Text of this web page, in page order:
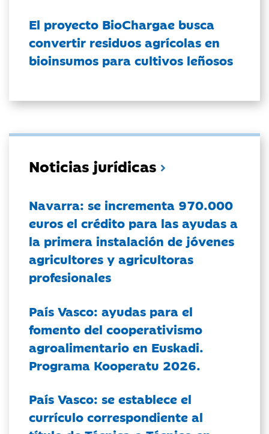
El proyecto BioChargae busca
convertir residuos agrícolas en
bioinsumos para cultivos leñosos
Noticias jurídicas
Navarra: se incrementa 970.000
euros el crédito para las ayudas a
la primera instalación de jóvenes
agricultores y agricultoras
profesionales
País Vasco: ayudas para el
fomento del cooperativismo
agroalimentario en Euskadi.
Programa Kooperatu 2026.
País Vasco: se establece el
currículo correspondiente al